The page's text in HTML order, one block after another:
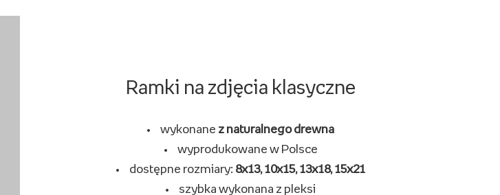
Ramki na zdjęcia klasyczne
wykonane z naturalnego drewna
wyprodukowane w Polsce
dostępne rozmiary: 8x13, 10x15, 13x18, 15x21
szybka wykonana z pleksi